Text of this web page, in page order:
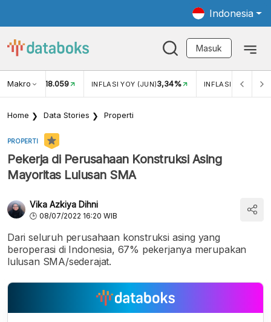
Indonesia
Masuk
Makro
USD/IDR 18.059 INFLASI YOY (JUN)3,34% INFLASI MOM
Home Data Stories Properti
PROPERTI
Pekerja di Perusahaan Konstruksi Asing
Mayoritas Lulusan SMA
Vika Azkiya Dihni
08/07/2022 16:20 WIB
Dari seluruh perusahaan konstruksi asing yang
beroperasi di Indonesia, 67% pekerjanya merupakan
lulusan SMA/sederajat.